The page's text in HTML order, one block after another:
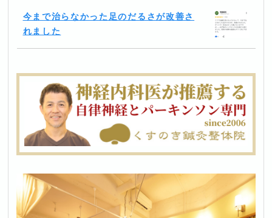
今まで治らなかった足のだるさが改善さ
れました